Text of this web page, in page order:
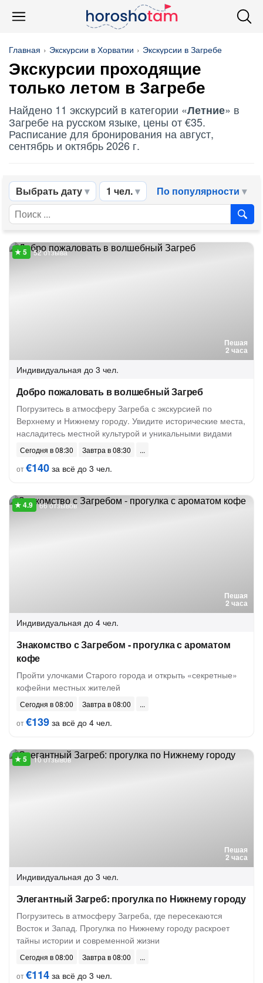
Главная Экскурсии в Хорватии Экскурсии в Загребе
Экскурсии проходящие
только летом в Загребе
Найдено 11 экскурсий в категории «Летние» в
Загребе на русском языке, цены от €35.
Расписание для бронирования на август,
сентябрь и октябрь 2026 г.
Выбрать дату 1 чел. По популярности
Пешая
2 часа
52 отзыва
Индивидуальная до 3 чел.
Добро пожаловать в волшебный Загреб
Погрузитесь в атмосферу Загреба с экскурсией по
Верхнему и Нижнему городу. Увидите исторические места,
насладитесь местной культурой и уникальными видами
Сегодня в 08:30
Завтра в 08:30
от€140 за всё до 3 чел.
Пешая
2 часа
66 отзывов
Индивидуальная до 4 чел.
Знакомство с Загребом - прогулка с ароматом
кофе
Пройти улочками Старого города и открыть «секретные»
кофейни местных жителей
Сегодня в 08:00
Завтра в 08:00
от€139 за всё до 4 чел.
Пешая
2 часа
10 отзывов
Индивидуальная до 3 чел.
Элегантный Загреб: прогулка по Нижнему городу
Погрузитесь в атмосферу Загреба, где пересекаются
Восток и Запад. Прогулка по Нижнему городу раскроет
тайны истории и современной жизни
Сегодня в 08:00
Завтра в 08:00
от€114 за всё до 3 чел.